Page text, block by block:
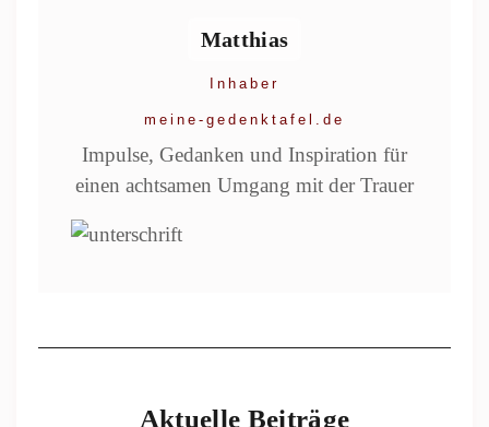
Matthias
Inhaber
meine-gedenktafel.de
Impulse, Gedanken und Inspiration für
einen achtsamen Umgang mit der Trauer
Aktuelle Beiträge